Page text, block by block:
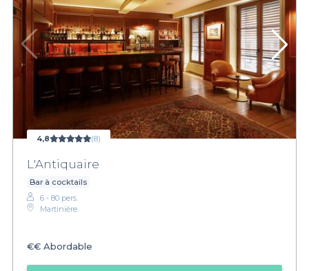
4,8 (8)
L'Antiquaire
Bar à cocktails
6 - 80 pers.
Martinière
€€ Abordable